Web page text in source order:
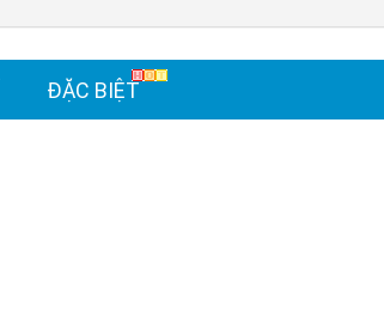
ĐẶC BIỆT